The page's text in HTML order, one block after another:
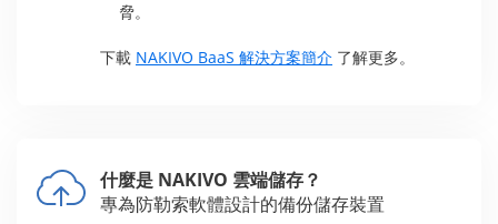
脅。
下載 NAKIVO BaaS 解決方案簡介 了解更多。
什麼是 NAKIVO 雲端儲存？
專為防勒索軟體設計的備份儲存裝置